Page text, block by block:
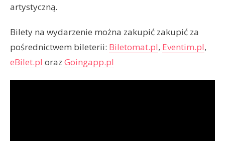
artystyczną.
Bilety na wydarzenie można zakupić zakupić za
pośrednictwem bileterii: Biletomat.pl, Eventim.pl,
eBilet.pl oraz Goingapp.pl